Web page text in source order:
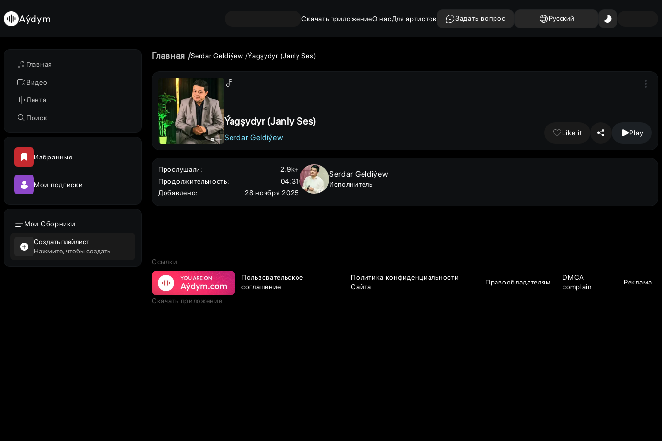
Главная
Видео
Лента
Поиск
Избранные
Мои подписки
Мои Сборники
Создать плейлист
Нажмите, чтобы создать
Aýdym Скачать приложениеО насДля артистов Задать вопрос Русский
Главная Serdar Geldiýew Ýagşydyr (Janly Ses)
Ýagşydyr (Janly Ses)
Serdar Geldiýew
Like it Play
Прослушали:
2.9k+
Продолжительность:
04:31
Добавлено: 28 ноября 2025
Serdar Geldiýew
Исполнитель
Ссылки
Пользовательское
соглашение
Политика конфиденциальности
Сайта
Правообладателям
DMCA
complain
Реклама
Скачать приложение